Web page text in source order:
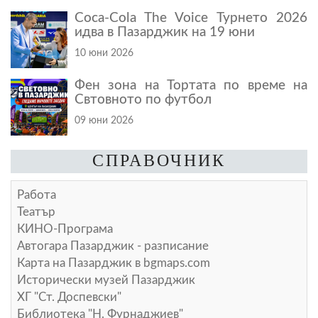
Coca-Cola The Voice Турнето 2026
идва в Пазарджик на 19 юни
10 юни 2026
Фен зона на Тортата по време на
Свтовното по футбол
09 юни 2026
СПРАВОЧНИК
Работа
Театър
КИНО-Програма
Автогара Пазарджик - разписание
Карта на Пазарджик в bgmaps.com
Исторически музей Пазарджик
ХГ "Ст. Доспевски"
Библиотека "Н. Фурнаджиев"